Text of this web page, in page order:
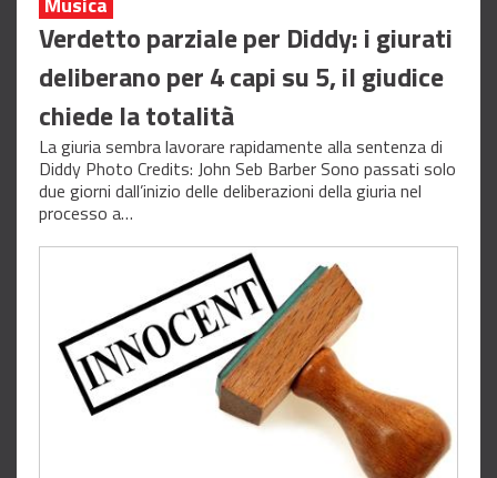
Verdetto parziale per Diddy: i giurati
deliberano per 4 capi su 5, il giudice
chiede la totalità
La giuria sembra lavorare rapidamente alla sentenza di
Diddy Photo Credits: John Seb Barber Sono passati solo
due giorni dall’inizio delle deliberazioni della giuria nel
processo a…